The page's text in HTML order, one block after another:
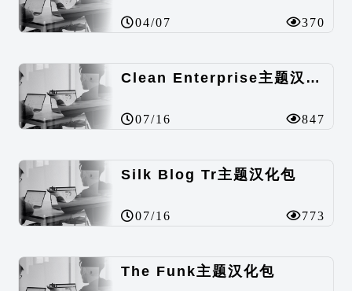
04/07 370
Clean Enterprise主题汉化包
07/16 847
Silk Blog Tr主题汉化包
07/16 773
The Funk主题汉化包